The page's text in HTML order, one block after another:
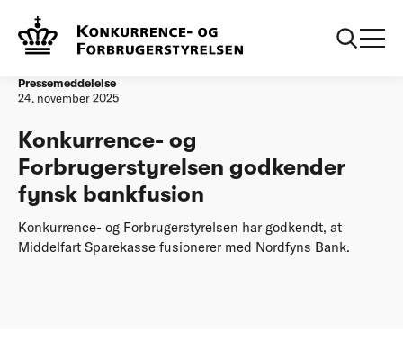
Forside
bankfusion
Pressemeddelelse
24. november 2025
Konkurrence- og
Forbrugerstyrelsen godkender
fynsk bankfusion
Konkurrence- og Forbrugerstyrelsen har godkendt, at
Middelfart Sparekasse fusionerer med Nordfyns Bank.